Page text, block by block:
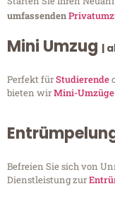
umfassenden
Mini Umzug |
Perfekt fürStudierende
bieten wirMini-Umzüge
Befreien Sie sich von
Dienstleistung zur